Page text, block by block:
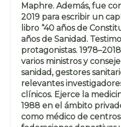
Maphre. Además, fue
2019 para escribir un
libro “40 años de
años de Sanidad.
protagonistas.
varios ministros y
sanidad, gestores
relevantes
clínicos. Ejerce la
1988 en el ámbito
como médico de